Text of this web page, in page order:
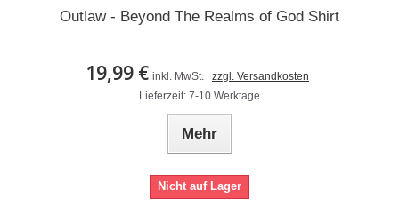
Outlaw - Beyond The Realms of God Shirt
19,99 € inkl. MwSt.
zzgl. Versandkosten
Lieferzeit: 7-10 Werktage
Mehr
Nicht auf Lager